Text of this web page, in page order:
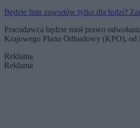
Będzie lista zawodów tylko dla ludzi?
Pracodawca będzie miał prawo
Krajowego Planu Odbudowy (KPO), od
Reklama
Reklama